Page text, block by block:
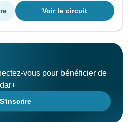
Voir le circuit
vous pour bénéficier de
S'inscrire